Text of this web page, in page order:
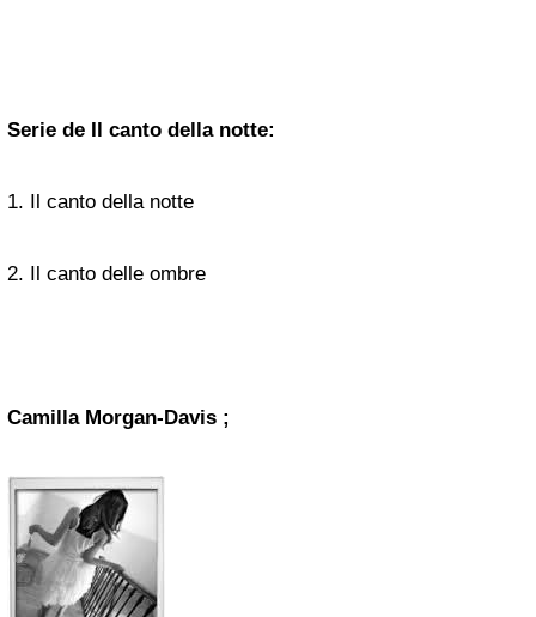
Serie de Il canto della notte:
1. Il canto della notte
2. Il canto delle ombre
Camilla Morgan-Davis ;